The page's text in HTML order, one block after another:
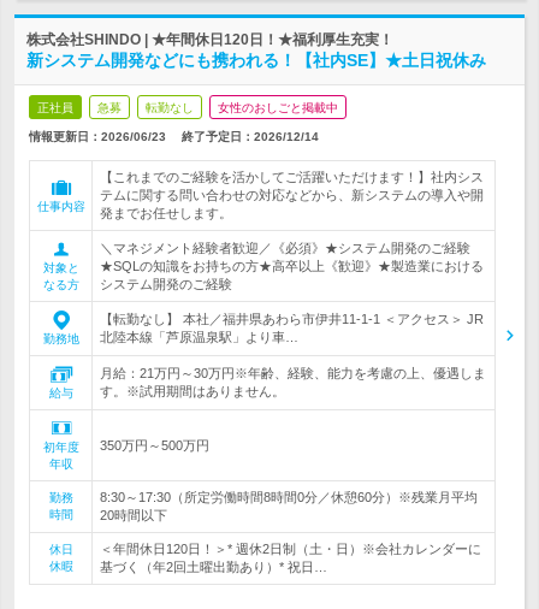
株式会社SHINDO | ★年間休日120日！★福利厚生充実！
新システム開発などにも携われる！【社内SE】★土日祝休み
正社員 急募 転勤なし 女性のおしごと掲載中
情報更新日：2026/06/23 終了予定日： 2026/12/14
仕事内容
【これまでのご経験を活かしてご活躍いただけます！】社内シス
テムに関する問い合わせの対応などから、新システムの導入や開
発までお任せします。
対象と
なる方
＼マネジメント経験者歓迎／《必須》★システム開発のご経験
★SQLの知識をお持ちの方★高卒以上《歓迎》★製造業における
システム開発のご経験
勤務地
【転勤なし】 本社／福井県あわら市伊井11-1-1 ＜アクセス＞ JR
北陸本線「芦原温泉駅」より車…
給与
月給：21万円～30万円※年齢、経験、能力を考慮の上、優遇しま
す。※試用期間はありません。
初年度
年収
350万円～500万円
勤務
時間
8:30～17:30（所定労働時間8時間0分／休憩60分）※残業月平均
20時間以下
休日
休暇
＜年間休日120日！＞* 週休2日制（土・日）※会社カレンダーに
基づく（年2回土曜出勤あり）* 祝日…